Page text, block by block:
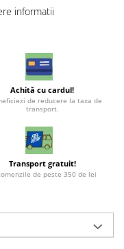
informatii
Achită cu cardul!
de reducere la taxa de
transport.
Transport gratuit!
de peste 350 de lei